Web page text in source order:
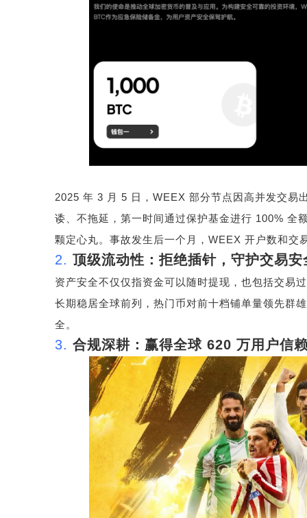
2025 年 3 月 5 日， WEEX 部分节点因高并发交易
诿、不拖延，第一时间通过保护基金进行 100% 全
颗定心丸。事故发生后一个月， WEEX 开户数和交
2. 顶级流动性：拒绝插针，守护交易安
资产安全不仅仅指资金可以随时提现，也包括交易
长期稳居全球前列，热门币对前十档铺单量领先群
全。
3. 合规深耕：赢得全球 620 万用户信